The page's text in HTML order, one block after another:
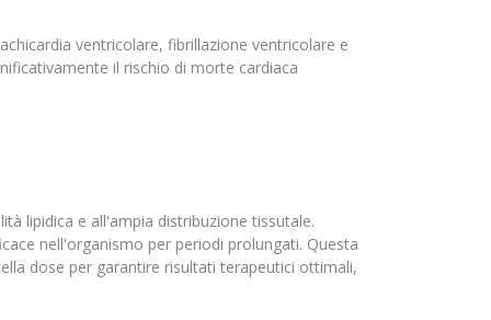
ventricolare, fibrillazione ventricolare e
il rischio di morte cardiaca
lipidica e all'ampia distribuzione tissutale.
nell'organismo per periodi prolungati. Questa
dose per garantire risultati terapeutici ottimali,